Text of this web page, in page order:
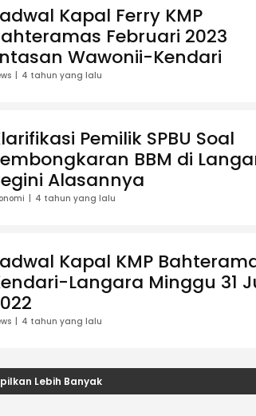
Kapal Ferry KMP
Februari 2023
Wawonii-Kendari
4 tahun yang lalu
Pemilik SPBU Soal
BBM di
Alasannya
4 tahun yang lalu
Kapal KMP
Langara Minggu 31
4 tahun yang lalu
Lebih Banyak